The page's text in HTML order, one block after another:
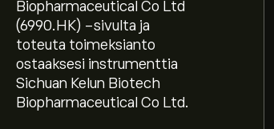
Biopharmaceutical Co Ltd
(6990.HK) -sivulta ja
toteuta toimeksianto
ostaaksesi instrumenttia
Sichuan Kelun Biotech
Biopharmaceutical Co Ltd.
Co Ltd on 539.50‎$‎.